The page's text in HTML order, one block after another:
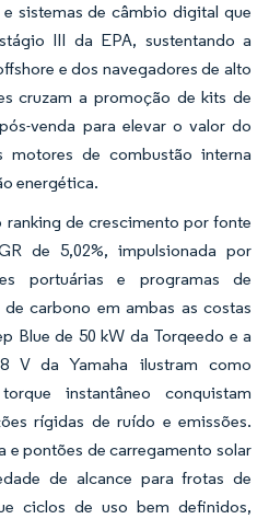
sistemas de câmbio digital que
III da EPA, sustentando a
e dos navegadores de alto
cruzam a promoção de kits de
venda para elevar o valor do
de combustão interna
energética.
de crescimento por fonte
de 5,02%, impulsionada por
portuárias e programas de
carbono em ambas as costas
Blue de 50 kW da Torqeedo e a
V da Yamaha ilustram como
instantâneo conquistam
rígidas de ruído e emissões.
e pontões de carregamento solar
de alcance para frotas de
ciclos de uso bem definidos,